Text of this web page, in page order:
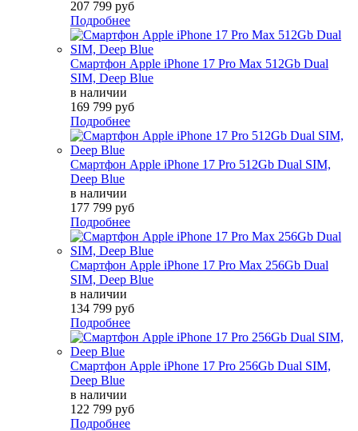
207 799 руб
Подробнее
Смартфон Apple iPhone 17 Pro Max 512Gb Dual
SIM, Deep Blue
в наличии
169 799 руб
Подробнее
Смартфон Apple iPhone 17 Pro 512Gb Dual SIM,
Deep Blue
в наличии
177 799 руб
Подробнее
Смартфон Apple iPhone 17 Pro Max 256Gb Dual
SIM, Deep Blue
в наличии
134 799 руб
Подробнее
Смартфон Apple iPhone 17 Pro 256Gb Dual SIM,
Deep Blue
в наличии
122 799 руб
Подробнее